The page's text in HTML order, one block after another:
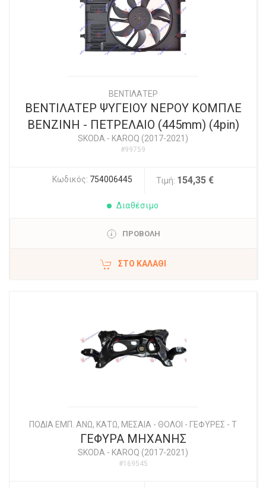
ΒΕΝΤΙΛΑΤΕΡ
ΒΕΝΤΙΛΑΤΕΡ ΨΥΓΕΙΟΥ ΝΕΡΟΥ ΚΟΜΠΛΕ
ΒΕΝΖΙΝΗ - ΠΕΤΡΕΛΑΙΟ (445mm) (4pin)
SKODA - KAROQ (2017-2021)
#99759
Κωδικός: 754006445 Τιμή: 154,35 €
Διαθέσιμο
ΠΡΟΒΟΛΗ
ΣΤΟ ΚΑΛΆΘΙ
ΠΟΔΙΑ ΕΜΠ. ΑΝΩ, ΚΑΤΩ, ΜΕΣΑΙΑ - ΘΟΛΟΙ - ΓΕΦΥΡΕΣ - Τ
ΓΕΦΥΡΑ ΜΗΧΑΝΗΣ
SKODA - KAROQ (2017-2021)
#169545